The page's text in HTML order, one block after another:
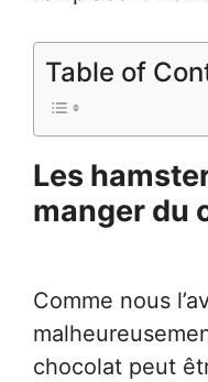
Table of
Les
manger du
Comme nous
chocolat peut